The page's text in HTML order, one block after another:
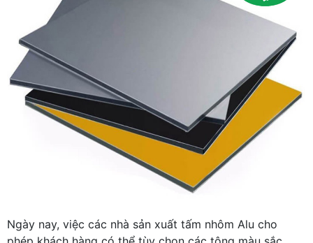
Ngày nay, việc các nhà sản xuất tấm nhôm Alu cho